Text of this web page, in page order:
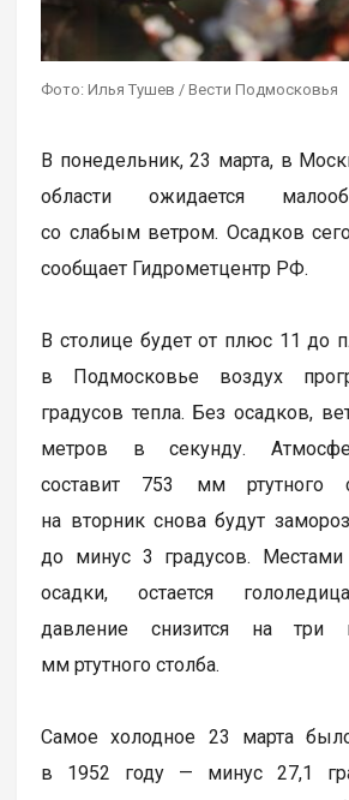
Фото: Илья Тушев / Вести Подмосковья
В понедельник, 23 марта, в
области ожидается
со слабым ветром. Осадков
сообщает Гидрометцентр РФ.
В столице будет от плюс 11 до
в Подмосковье воздух
градусов тепла. Без осадков,
метров в секунду.
составит 753 мм ртутного
на вторник снова будут
до минус 3 градусов.
осадки, остается
давление снизится на три
мм ртутного столба.
Самое холодное 23 марта
в 1952 году — минус 27,1